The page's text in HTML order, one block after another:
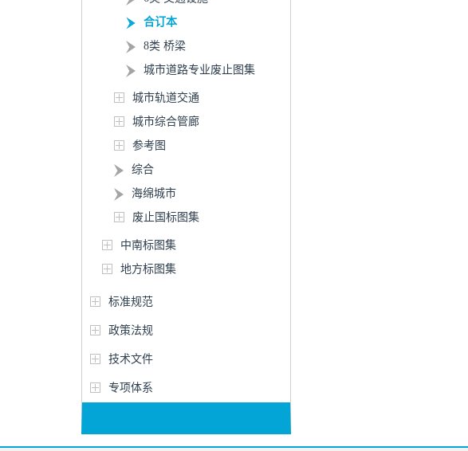
合订本
8类 桥梁
城市道路专业废止图集
城市轨道交通
城市综合管廊
参考图
综合
海绵城市
废止国标图集
中南标图集
地方标图集
标准规范
政策法规
技术文件
专项体系